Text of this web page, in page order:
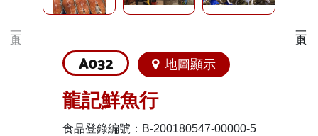
A032 地圖顯示
龍記鮮魚行
食品登錄編號：B-200180547-00000-5